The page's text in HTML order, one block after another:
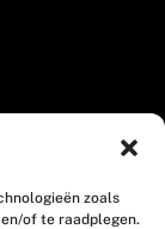
zoals
of te raadplegen.